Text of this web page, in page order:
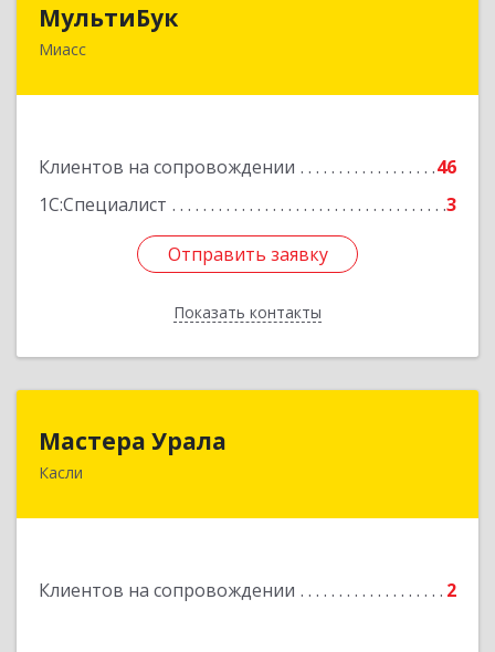
МультиБук
Миасс
Клиентов на сопровождении
46
1С:Специалист
3
Отправить заявку
Показать контакты
456318, Челябинская обл, Миасс г, Жуковского
Отправить заявку
Назад
Мастера Урала
Касли
Клиентов на сопровождении 2
456830, Челябинская обл., г. Касли, ул. Карла